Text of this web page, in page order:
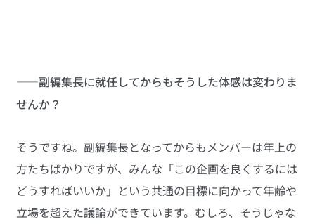
——副編集長に就任してからもそうした体感は変わりま
せんか？
そうですね。副編集長となってからもメンバーは年上の
方たちばかりですが、みんな「この企画を良くするには
どうすればいいか」という共通の目標に向かって年齢や
立場を超えた議論ができています。むしろ、そうじゃな